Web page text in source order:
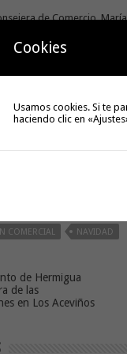
de Comercio,
previa con
y cooperar de
ya que suponen una
de ventas en los
que, coincidiendo
compro en La Gomera’,
COMERCIAL NAVIDAD
de Hermigua
de las
en Los Aceviños
Cookies
Usamos cookies. Si te
haciendo clic en